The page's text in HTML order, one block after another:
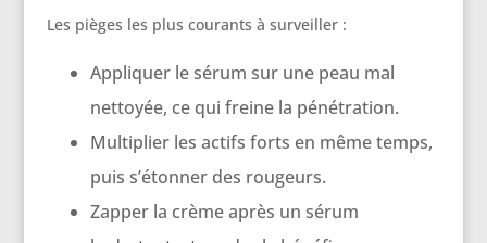
Les pièges les plus courants à surveiller :
Appliquer le sérum sur une peau mal
nettoyée, ce qui freine la pénétration.
Multiplier les actifs forts en même temps,
puis s’étonner des rougeurs.
Zapper la crème après un sérum